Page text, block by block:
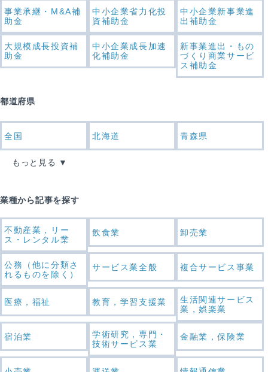
事業承継・M&A補
助金
中小企業省力化投
資補助金
中小企業新事業進
出補助金
大規模成長投資補
助金
中小企業成長加速
化補助金
新事業進出・もの
づくり商業サービ
ス補助金
都道府県
全国 北海道 青森県
もっと見る
業種から記事を探す
不動産業，リー
ス・レンタル業
飲食業 卸売業
公務（他に分類さ
れるものを除く）
サービス業全般 複合サービス事業
医療，福祉 教育，学習支援業
生活関連サービス
業，娯楽業
宿泊業
学術研究，専門・
技術サービス業
金融業，保険業